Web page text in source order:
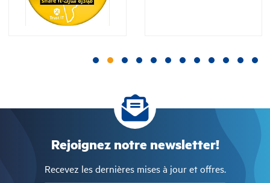
Rejoignez notre newsletter!
Recevez les dernières mises à jour et offres.